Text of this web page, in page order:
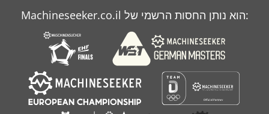
Machineseeker.co.il הוא נותן החסות הרשמי של: